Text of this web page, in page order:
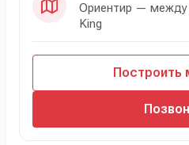
Ориентир — между
King
Построить